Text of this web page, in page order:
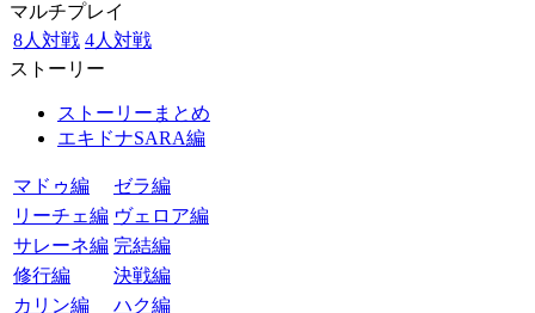
マルチプレイ
8人対戦 4人対戦
ストーリー
ストーリーまとめ
エキドナSARA編
マドゥ編
ゼラ編
リーチェ編 ヴェロア編
サレーネ編 完結編
修行編
決戦編
カリン編
ハク編